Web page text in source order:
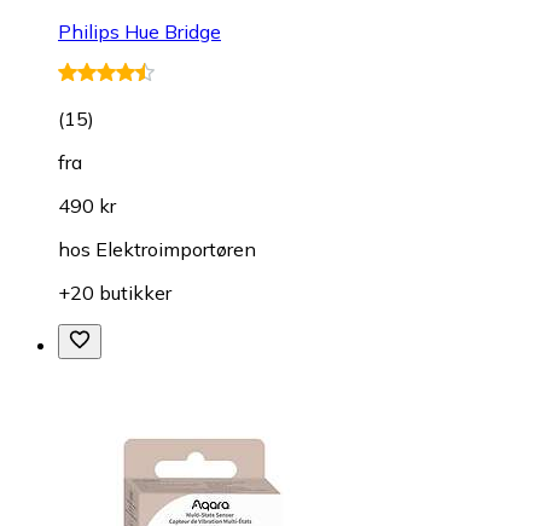
Philips Hue Bridge
(15)
fra
490 kr
hos Elektroimportøren
+20 butikker